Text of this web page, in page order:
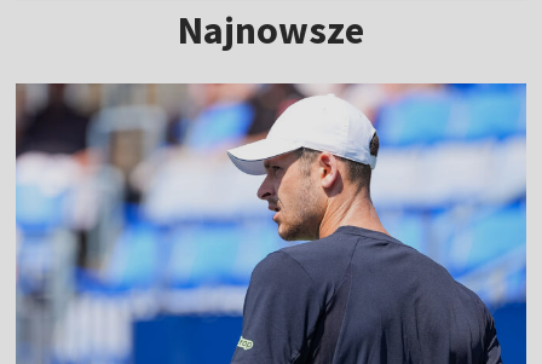
Najnowsze